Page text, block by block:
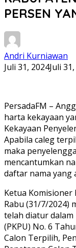
PERSEN
Andri Kurniawan
Juli 31, 2024Juli
PersadaFM –
harta kekayaan
Kekayaan
Apabila caleg
maka
mencantumkan
daftar nama yang
Ketua Komisioner
Rabu (31/7/2024)
telah diatur
(PKPU) No. 6
Calon Terpilih,